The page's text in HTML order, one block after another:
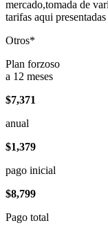
mercado,tomada de
tarifas aqui
Otros*
Plan forzoso
a 12 meses
$7,371
anual
$1,379
pago inicial
$8,799
Pago total